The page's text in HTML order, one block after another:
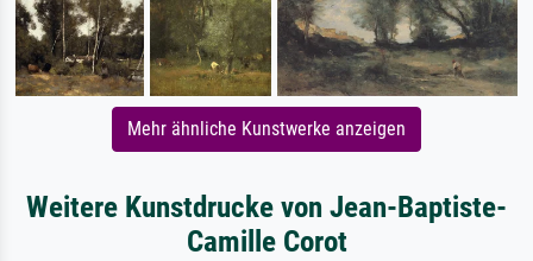
Mehr ähnliche Kunstwerke anzeigen
Weitere Kunstdrucke von Jean-Baptiste-
Camille Corot